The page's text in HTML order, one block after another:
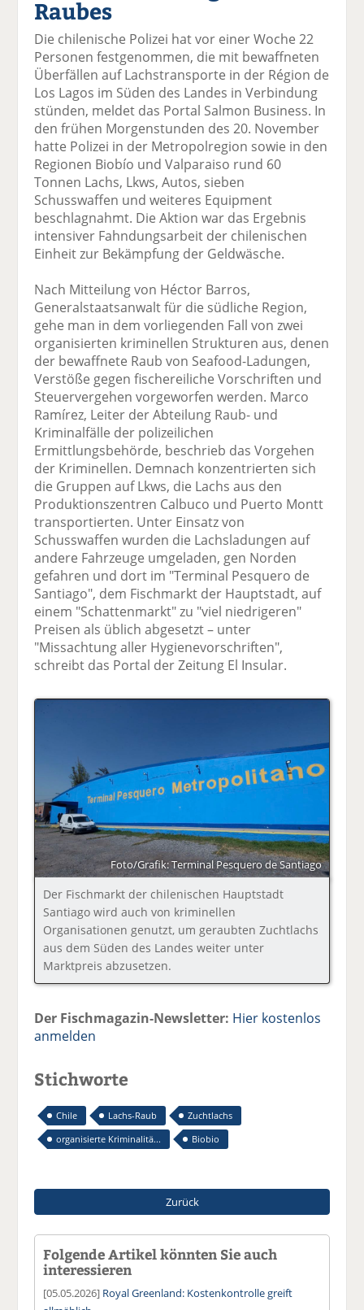
uf
F
ac
e
b
o
o
k
il
e
n
wi
tt
er
n
uf
Li
n
k
e
di
n
te
n
er
E
m
ai
l
v
er
e
n
ru
ck
e
n
Raubes
Die chilenische Polizei hat vor einer Woche 22
Personen festgenommen, die mit bewaffneten
Überfällen auf Lachstransporte in der Région de
Los Lagos im Süden des Landes in Verbindung
stünden, meldet das Portal Salmon Business. In
den frühen Morgenstunden des 20. November
hatte Polizei in der Metropolregion sowie in den
Regionen Biobío und Valparaiso rund 60
Tonnen Lachs, Lkws, Autos, sieben
Schusswaffen und weiteres Equipment
beschlagnahmt. Die Aktion war das Ergebnis
intensiver Fahndungsarbeit der chilenischen
Einheit zur Bekämpfung der Geldwäsche.
Nach Mitteilung von Héctor Barros,
Generalstaatsanwalt für die südliche Region,
gehe man in dem vorliegenden Fall von zwei
organisierten kriminellen Strukturen aus, denen
der bewaffnete Raub von Seafood-Ladungen,
Verstöße gegen fischereiliche Vorschriften und
Steuervergehen vorgeworfen werden. Marco
Ramírez, Leiter der Abteilung Raub- und
Kriminalfälle der polizeilichen
Ermittlungsbehörde, beschrieb das Vorgehen
der Kriminellen. Demnach konzentrierten sich
die Gruppen auf Lkws, die Lachs aus den
Produktionszentren Calbuco und Puerto Montt
transportierten. Unter Einsatz von
Schusswaffen wurden die Lachsladungen auf
andere Fahrzeuge umgeladen, gen Norden
gefahren und dort im "Terminal Pesquero de
Santiago", dem Fischmarkt der Hauptstadt, auf
einem "Schattenmarkt" zu "viel niedrigeren"
Preisen als üblich abgesetzt – unter
"Missachtung aller Hygienevorschriften",
schreibt das Portal der Zeitung El Insular.
Foto/Grafik: Terminal Pesquero de Santiago
Der Fischmarkt der chilenischen Hauptstadt
Santiago wird auch von kriminellen
Organisationen genutzt, um geraubten Zuchtlachs
aus dem Süden des Landes weiter unter
Marktpreis abzusetzen.
Der Fischmagazin-Newsletter: Hier kostenlos
anmelden
Stichworte
Chile Lachs-Raub
Zuchtlachs
organisierte Kriminalitä...
Biobio
Zurück
Folgende Artikel könnten Sie auch
interessieren
[05.05.2026] Royal Greenland: Kostenkontrolle greift